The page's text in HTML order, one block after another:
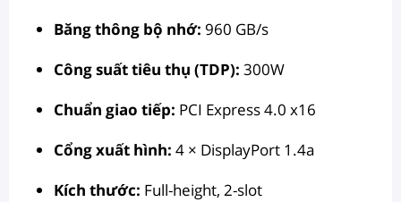
Băng thông bộ nhớ: 960 GB/s
Công suất tiêu thụ (TDP): 300W
Chuẩn giao tiếp: PCI Express 4.0 x16
Cổng xuất hình: 4 × DisplayPort 1.4a
Kích thước: Full-height, 2-slot